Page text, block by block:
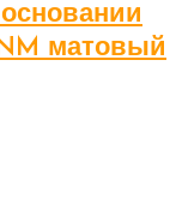
матовый